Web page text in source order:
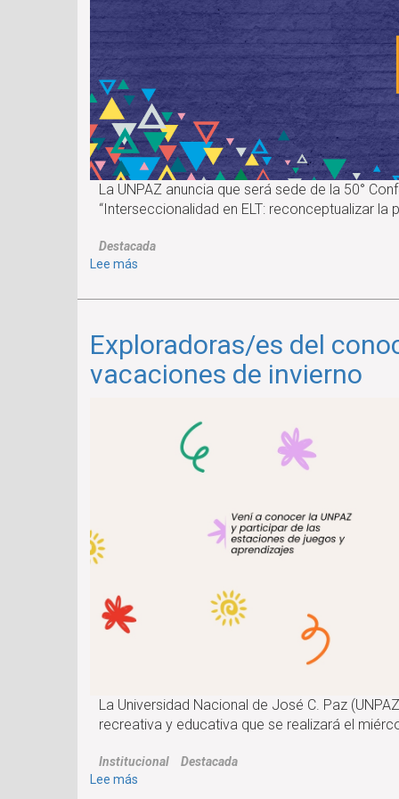
La UNPAZ anuncia que será sede de la 50°
“Interseccionalidad en ELT: reconceptualizar
Destacada
Lee más
ABIERTA
50°
CONGRESO
FAAPI
Exploradoras/es del
vacaciones de invierno
La Universidad Nacional de José C. Paz
recreativa y educativa que se realizará el
Institucional
Destacada
Lee más